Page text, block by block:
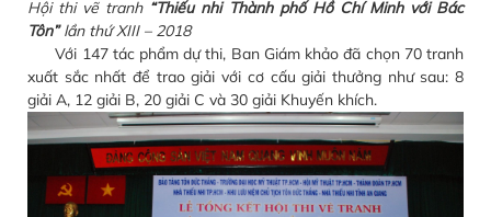
Hội thi vẽ tranh “Thiếu nhi Thành phố Hồ Chí Minh với Bác
Tôn”lần thứ XIII – 2018
Với 147 tác phẩm dự thi, Ban Giám khảo đã chọn 70 tranh
xuất sắc nhất để trao giải với cơ cấu giải thưởng như sau: 8
giải A, 12 giải B, 20 giải C và 30 giải Khuyến khích.